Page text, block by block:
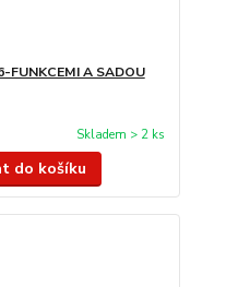
FUNKCEMI A SADOU
Skladem > 2 ks
do košíku